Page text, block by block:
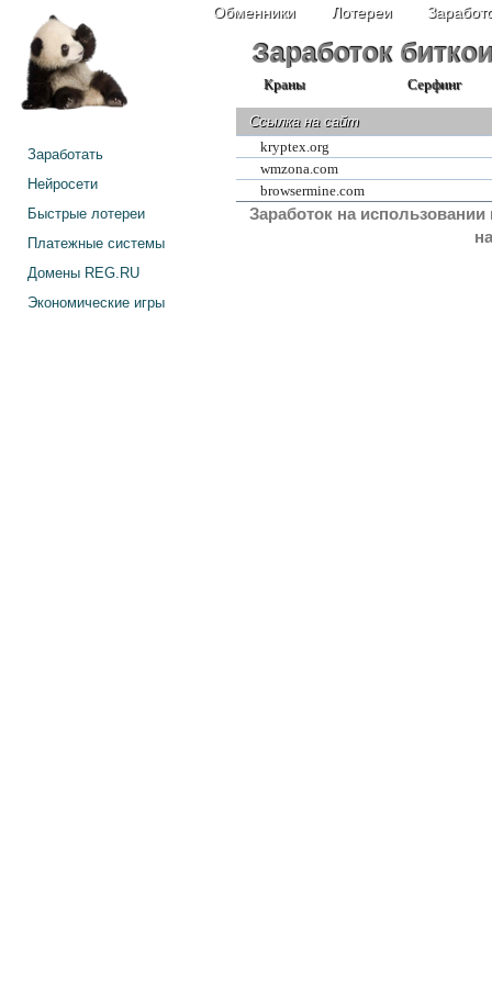
Обменники Лотереи
Заработок
Краны Серфинг
Ссылка на сайт
kryptex.org
wmzona.com
browsermine.com
Заработок на
Заработать
Нейросети
Быстрые лотереи
Платежные системы
Домены REG.RU
Экономические игры